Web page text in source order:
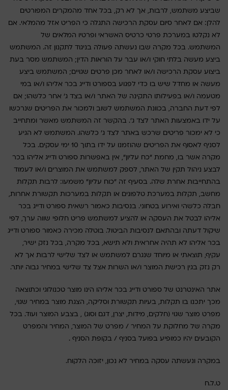
שביצע משתמש, לרבות, אך לא רק, בכל אחד מהמקרים המפורטים
להלן: אם לאחר סיום עסקת הרכישה התגלה כי הפריט אזל מהמלאי. אם
לא נקלטו במערכת פרטי כרטיס האשראי ופרטיו המלאים של
המשתמש. בכל מקרה שבו נעשתה פעולה בניגוד לתקנון זה. המשתמש
ביצע מעשה בלתי חוקי ו/או עבר על הוראות הדין; המשתמש מסר בעת
ביצוע עסקת הרכישה ו/או לאחר מכן פרטים שגויים; המשתמש ביצע
מעשה או מחדל שיש בו כדי לפגוע בספורט ודייג בכר אליהו ו/או במי
מטעמה ו/או בפעילותו התקינה של האתר ו/או בצד ג' אחר כלשהו; אם
לפי דעת החברה, בכוונת המשתמש לשוב ולמכור את הפריטים שנרכשו
על ידו באמצעות האתר לצד ג'. בהקשר זה המשתמש מאשר ומתחייב
כי לא ימכור פריטים שרכש באתר לצד ג' כלשהו. המשתמש לא הגיע
לסניף לאסוף את הפריטים שהוזמנו על ידו בתוך 10 ימי עסקים. בכל
מקרה אשר בו, מחמת "כח עליון", אין באפשרות ספורט ודייג אליהו בכר
לבצע ניהול תקין של האתר, לספק למשתמש את המוצרים ו/או לעמוד
בהתחייבות אחרת שלה. בסעיף זה "כוח עליון" משמעו: לרבות תקלות
מחשב, תקלות במערכת טלפונים או תקלות במערכות תקשורת אחרות,
חבלה כלשהי ואירוע בטחוני. בנסיבות כאמור רשאית ספורט ודייג בכר
אליהו לבטל את העסקה או להציע למשתמש פריט חלופי שווה ערך, לפי
שיקול דעתה ובהתאם לנסיבות הביטול. בוטלה מכירה כאמור ספורט ודייג
בכר אליהו לא תהיה אחראית ולא תישא, בכל מקרה, בכל נזק ישיר,
עקיף, תוצאתי או מיוחד שנגרם למשתמש או לצד שלישי לרבות אך לא
רק נזק בגין רכישת המוצר ו/או השרות אצל צד שלישי במחיר גבוה יותר.
אתר האינטרנט של ספורט ודייג בכר אליהו הינו מוצר טכנולוגי וכתוצאה
מכך יתכנו בו תקלות, בעיות תקשורת וסליקה, הצגת מוצר במחיר שגוי,
מפרט מוצר שגוי (חלקים, מידות, יצרן, דגם וסוג) , בצבע המוצר ועוד. בכל
מקרה של מחלוקת על המחיר / מפרט של המוצר, המחיר והמפרט
הקובעים יהיו כמופיע בפועל בסניף / בקופת הסניף .
במקרה ונעשתה עסקה במחיר לא נכון, יזוכה הלקוח.
ט.ל.ח